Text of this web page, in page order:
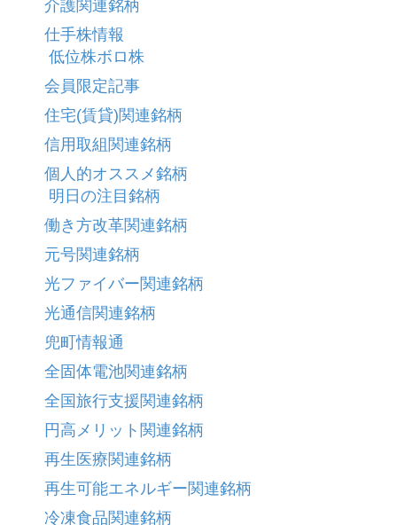
介護関連銘柄
仕手株情報
低位株ボロ株
会員限定記事
住宅(賃貸)関連銘柄
信用取組関連銘柄
個人的オススメ銘柄
明日の注目銘柄
働き方改革関連銘柄
元号関連銘柄
光ファイバー関連銘柄
光通信関連銘柄
兜町情報通
全固体電池関連銘柄
全国旅行支援関連銘柄
円高メリット関連銘柄
再生医療関連銘柄
再生可能エネルギー関連銘柄
冷凍食品関連銘柄